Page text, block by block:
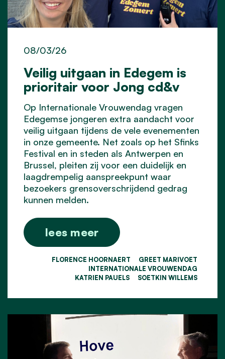
Veilig uitgaan in Edegem is
prioritair voor Jong cd&v
08/03/26
Op Internationale Vrouwendag vragen
Edegemse jongeren extra aandacht voor
veilig uitgaan tijdens de vele evenementen
in onze gemeente. Net zoals op het Sfinks
Festival en in steden als Antwerpen en
Brussel, pleiten zij voor een duidelijk en
laagdrempelig aanspreekpunt waar
bezoekers grensoverschrijdend gedrag
kunnen melden.
lees meer
FLORENCE HOORNAERT
GREET MARIVOET
INTERNATIONALE VROUWENDAG
KATRIEN PAUELS
SOETKIN WILLEMS